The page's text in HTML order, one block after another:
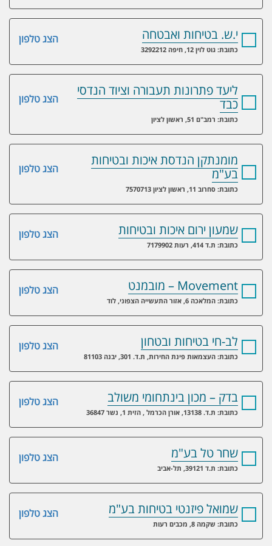
הצג טלפון י.ש. בטיחות ואבטחה
כתובת: גוט לוין 12, חיפה 3292212
הצג טלפון
ליעד פתרונות תעבורה וציוד הנדסי
כבד
כתובת: רמב"ם 51, ראשון לציון
הצג טלפון
מומנתקן הנדסת איכות ובטיחות
בע"מ
כתובת: סחרוב 11, ראשון לציון 7570713
הצג טלפון שמעון ירום איכות ובטיחות
כתובת: ת.ד 414, רעות 7179902
הצג טלפון Movement – מובמנט
כתובת: המלאכה 6, אזור התעשייה הצפוני, לוד
הצג טלפון לב-חי בטיחות ובטחון
כתובת: העצמאות פינת החירות, ת.ד. 301, יבנה 81103
הצג טלפון בדק – מכון בינתחומי משולב
כתובת: ת.ד. 13138, אורן הכרמל , הזית 1, נשר 36847
הצג טלפון שחר טל בע"מ
כתובת: ת.ד 39121, תל-אביב
הצג טלפון שמואל פיזנטי בטיחות בע"מ
כתובת: שקמה 8, מכבים רעות